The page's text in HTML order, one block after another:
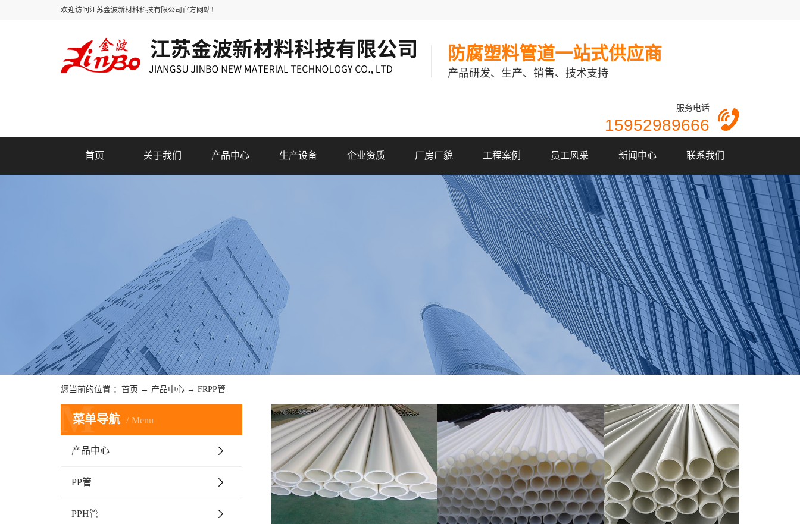
欢迎访问江苏金波新材料科技有限公司官方网站！
防腐塑料管道一站式供应商
产品研发、生产、销售、技术支持
服务电话
15952989666
首页 关于我们 产品中心 生产设备 企业资质 厂房厂貌 工程案例 员工风采 新闻中心 联系我们
您当前的位置 ： 首页 → 产品中心 → FRPP管
菜单导航 Menu
M
产品中心
PP管
PPH管